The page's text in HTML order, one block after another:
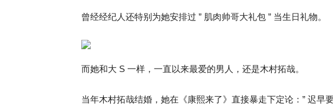
曾经经纪人还特别为她安排过 ” 肌肉帅哥大礼包 ” 当生日礼物。
而她和大 S 一样，一直以来最爱的男人，还是木村拓哉。
当年木村拓哉结婚，她在《康熙来了》直接暴走下定论：” 迟早要